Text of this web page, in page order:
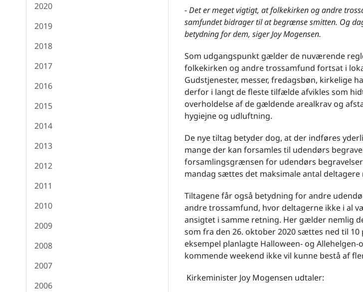
2020
2019
2018
2017
2016
2015
2014
2013
2012
2011
2010
2009
2008
2007
2006
- Det er meget vigtigt, at folkekirken og andre
samfundet bidrager til at begrænse smitten. Og
betydning for dem, siger Joy Mogensen.
Som udgangspunkt gælder de nuværende
folkekirken og andre trossamfund fortsat i
Gudstjenester, messer, fredagsbøn, kirkelige
derfor i langt de fleste tilfælde afvikles som
overholdelse af de gældende arealkrav og
hygiejne og udluftning.
De nye tiltag betyder dog, at der indføres
mange der kan forsamles til udendørs
forsamlingsgrænsen for udendørs
mandag sættes det maksimale antal deltagere
Tiltagene får også betydning for andre
andre trossamfund, hvor deltagerne ikke i al
ansigtet i samme retning. Her gælder nemlig
som fra den 26. oktober 2020 sættes ned til 10
eksempel planlagte Halloween- og
kommende weekend ikke vil kunne bestå af
Kirkeminister Joy Mogensen udtaler: